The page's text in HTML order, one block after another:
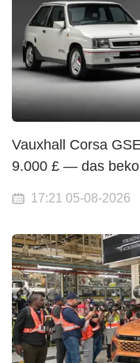
Vauxhall Corsa
9.000 £ — das
17:21 05-08-2026